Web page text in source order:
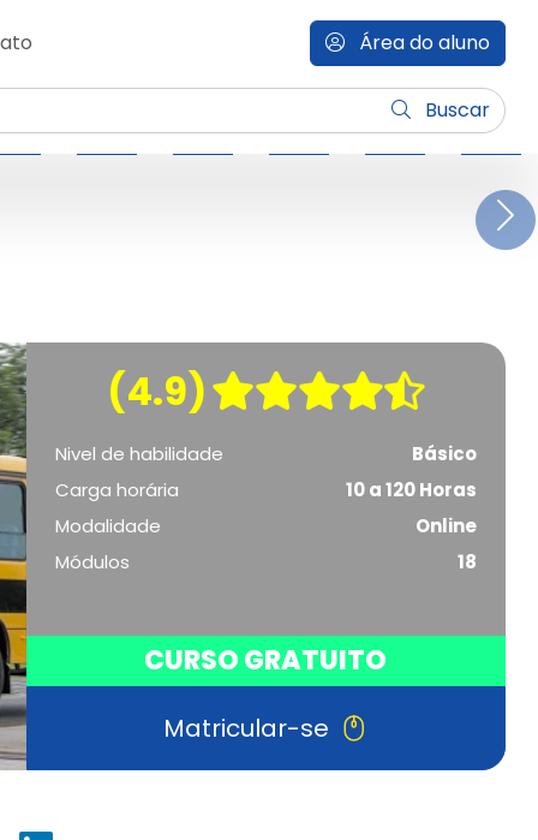
Área do aluno
Buscar
(4.9)
Nivel de habilidade
Básico
Carga horária
10 a 120 Horas
Modalidade
Online
Módulos
18
CURSO GRATUITO
Matricular-se